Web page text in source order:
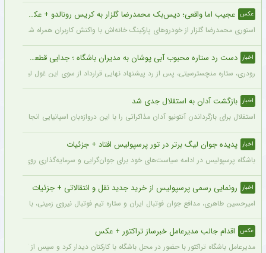
عکس عجیب اما واقعی؛ دیس‌بک محمدرضا گلزار به کریس رونالدو + عکس
استوری محمدرضا گلزار از خودروهای پارکینگ خانه‌اش با واکنش کاربران همراه شده و
اخبار دست رد ستاره محبوب آبی پوشان به مدیران باشگاه ؛ جدایی قطعی است !
رودری، ستاره منچسترسیتی، پس از رد پیشنهاد نهایی قرارداد از سوی این غول لیگ
اخبار بازگشت آدان به استقلال جدی شد
استقلال برای بازگرداندن آنتونیو آدان مذاکراتی را با این دروازه‌بان اسپانیایی انجام داده و قرار است مذاکرات اوایل هفته نهایی
اخبار پدیده جوان لیگ برتر در تور پرسپولیس افتاد + جزئیات
باشگاه پرسپولیس در ادامه سیاست‌های خود برای جوان‌گرایی و سرمایه‌گذاری روی استعدادهای آینده فوتبال
اخبار رونمایی رسمی پرسپولیس از خرید جدید نقل و انتقالاتی + جزئیات
امیرحسین طاهری، مدافع جوان فوتبال ایران و ستاره تیم فوتبال نیروی زمینی، با
عکس اقدام جالب مدیرعامل خبرساز تراکتور + عکس
مدیرعامل باشگاه تراکتور با حضور در محل باشگاه با کارکنان دیدار کرد و سپس از کمپ